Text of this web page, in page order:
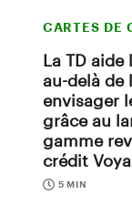
CARTES DE
La TD aide
au-delà de
envisager
grâce au
gamme
crédit
5 MIN